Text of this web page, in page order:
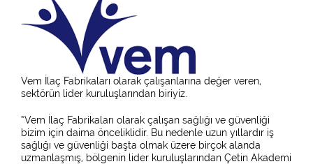
Vem İlaç Fabrikaları olarak çalışanlarına değer veren,
sektörün lider kuruluşlarından biriyiz.
“Vem İlaç Fabrikaları olarak çalışan sağlığı ve güvenliği
bizim için daima önceliklidir. Bu nedenle uzun yıllardır iş
sağlığı ve güvenliği başta olmak üzere birçok alanda
uzmanlaşmış, bölgenin lider kuruluşlarından Çetin Akademi